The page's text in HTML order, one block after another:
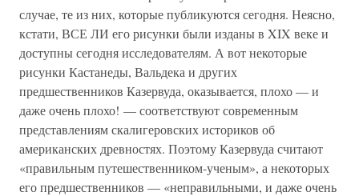
случае, те из них, которые публикуются сегодня. Неясно,
кстати, ВСЕ ЛИ его рисунки были изданы в XIX веке и
доступны сегодня исследователям. А вот некоторые
рисунки Кастанеды, Вальдека и других
предшественников Казервуда, оказывается, плохо — и
даже очень плохо! — соответствуют современным
представлениям скалигеровских историков об
американских древностях. Поэтому Казервуда считают
«правильным путешественником-ученым», а некоторых
его предшественников — «неправильными, и даже очень